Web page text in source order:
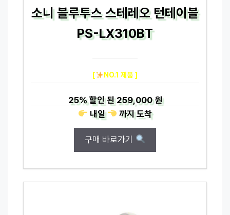
소니 블루투스 스테레오 턴테이블
PS-LX310BT
[ NO.1 제품 ]
25%할인 된259,000 원
내일
까지도착
구매 바로가기